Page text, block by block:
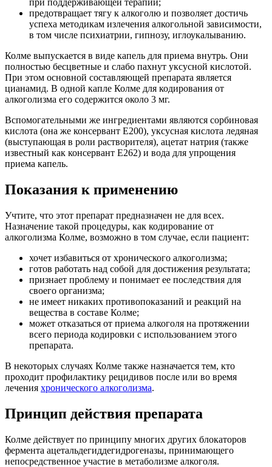
при поддерживающей терапии;
предотвращает тягу к алкоголю и позволяет достичь
успеха методикам излечения алкогольной зависимости,
в том числе психиатрии, гипнозу, иглоукалыванию.
Колме выпускается в виде капель для приема внутрь. Они
полностью бесцветные и слабо пахнут уксусной кислотой.
При этом основной составляющей препарата является
цианамид. В одной капле Колме для кодирования от
алкоголизма его содержится около 3 мг.
Вспомогательными же ингредиентами являются сорбиновая
кислота (она же консервант Е200), уксусная кислота ледяная
(выступающая в роли растворителя), ацетат натрия (также
известный как консервант Е262) и вода для упрощения
приема капель.
Показания к применению
Учтите, что этот препарат предназначен не для всех.
Назначение такой процедуры, как кодирование от
алкоголизма Колме, возможно в том случае, если пациент:
хочет избавиться от хронического алкоголизма;
готов работать над собой для достижения результата;
признает проблему и понимает ее последствия для
своего организма;
не имеет никаких противопоказаний и реакций на
вещества в составе Колме;
может отказаться от приема алкоголя на протяжении
всего периода кодировки с использованием этого
препарата.
В некоторых случаях Колме также назначается тем, кто
проходит профилактику рецидивов после или во время
лечения хронического алкоголизма.
Принцип действия препарата
Колме действует по принципу многих других блокаторов
фермента ацетальдегиддегидрогеназы, принимающего
непосредственное участие в метаболизме алкоголя.